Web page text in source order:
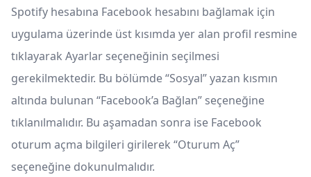
Spotify hesabına Facebook hesabını bağlamak için
uygulama üzerinde üst kısımda yer alan profil resmine
tıklayarak Ayarlar seçeneğinin seçilmesi
gerekilmektedir. Bu bölümde “Sosyal” yazan kısmın
altında bulunan “Facebook’a Bağlan” seçeneğine
tıklanılmalıdır. Bu aşamadan sonra ise Facebook
oturum açma bilgileri girilerek “Oturum Aç”
seçeneğine dokunulmalıdır.